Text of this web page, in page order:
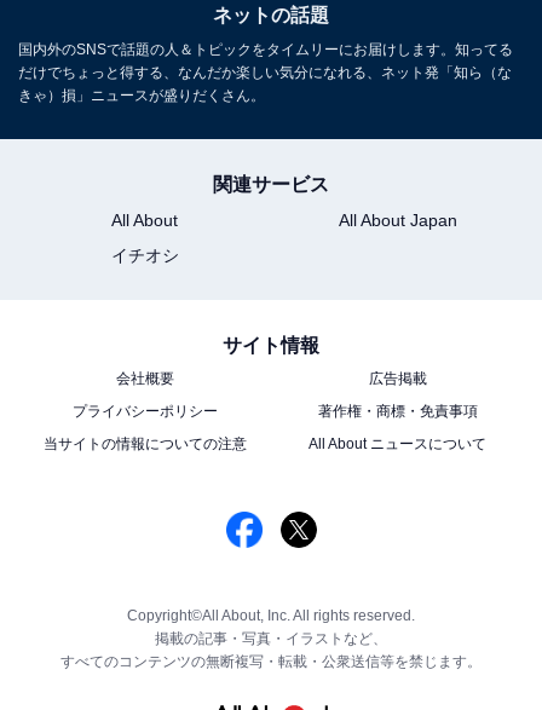
ネットの話題
国内外のSNSで話題の人＆トピックをタイムリーにお届けします。知ってる
だけでちょっと得する、なんだか楽しい気分になれる、ネット発「知ら（な
きゃ）損」ニュースが盛りだくさん。
関連サービス
All About
All About Japan
イチオシ
サイト情報
会社概要
広告掲載
プライバシーポリシー
著作権・商標・免責事項
当サイトの情報についての注意
All About ニュースについて
Copyright©All About, Inc. All rights reserved.
掲載の記事・写真・イラストなど、
すべてのコンテンツの無断複写・転載・公衆送信等を禁じます。